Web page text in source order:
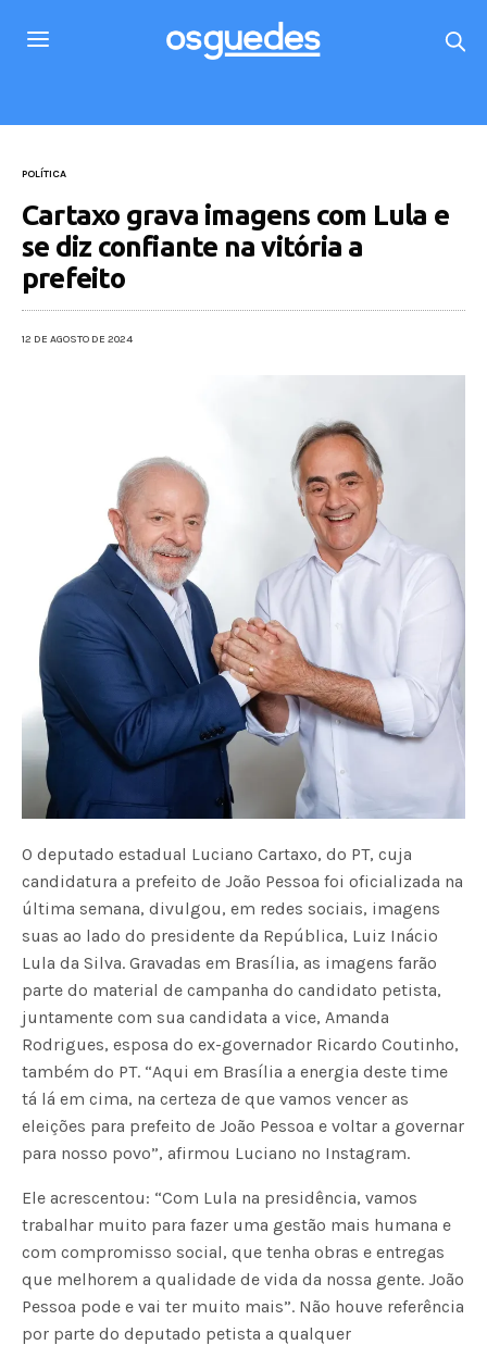
POLÍTICA
Cartaxo grava imagens com Lula e
se diz confiante na vitória a
prefeito
12 DE AGOSTO DE 2024
O deputado estadual Luciano Cartaxo, do PT, cuja
candidatura a prefeito de João Pessoa foi oficializada na
última semana, divulgou, em redes sociais, imagens
suas ao lado do presidente da República, Luiz Inácio
Lula da Silva. Gravadas em Brasília, as imagens farão
parte do material de campanha do candidato petista,
juntamente com sua candidata a vice, Amanda
Rodrigues, esposa do ex-governador Ricardo Coutinho,
também do PT. “Aqui em Brasília a energia deste time
tá lá em cima, na certeza de que vamos vencer as
eleições para prefeito de João Pessoa e voltar a governar
para nosso povo”, afirmou Luciano no Instagram.
Ele acrescentou: “Com Lula na presidência, vamos
trabalhar muito para fazer uma gestão mais humana e
com compromisso social, que tenha obras e entregas
que melhorem a qualidade de vida da nossa gente. João
Pessoa pode e vai ter muito mais”. Não houve referência
por parte do deputado petista a qualquer